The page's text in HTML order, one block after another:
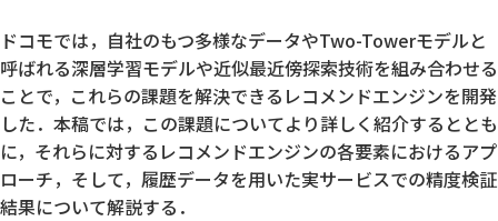
ドコモでは，自社のもつ多様なデータやTwo-Towerモデルと
呼ばれる深層学習モデルや近似最近傍探索技術を組み合わせる
ことで，これらの課題を解決できるレコメンドエンジンを開発
した．本稿では，この課題についてより詳しく紹介するととも
に，それらに対するレコメンドエンジンの各要素におけるアプ
ローチ，そして，履歴データを用いた実サービスでの精度検証
結果について解説する．